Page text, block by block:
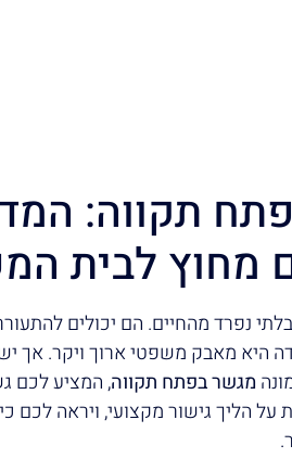
תקווה:
מחוץ לבית
נפרד מהחיים. הם יכולים
היא מאבק משפטי ארוך ויקר. אך
מגשר בפתח תקווה, המציע לכם
על הליך גישור מקצועי, ויראה